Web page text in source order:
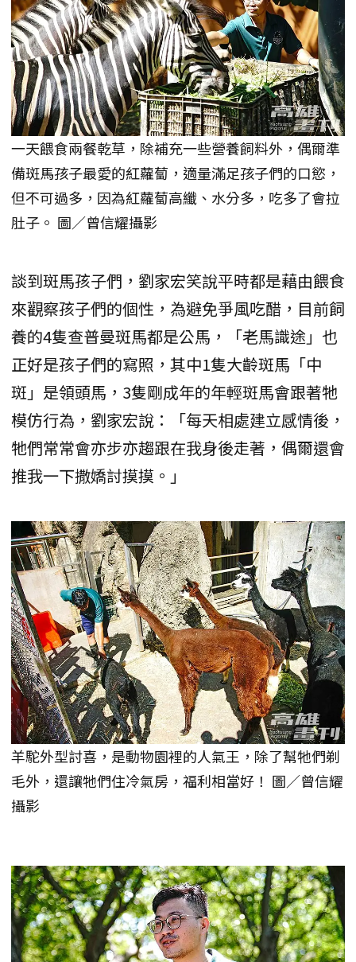
一天餵食兩餐乾草，除補充一些營養飼料外，偶爾準
備斑馬孩子最愛的紅蘿蔔，適量滿足孩子們的口慾，
但不可過多，因為紅蘿蔔高纖、水分多，吃多了會拉
肚子。 圖／曾信耀攝影
談到斑馬孩子們，劉家宏笑說平時都是藉由餵食
來觀察孩子們的個性，為避免爭風吃醋，目前飼
養的4隻查普曼斑馬都是公馬，「老馬識途」也
正好是孩子們的寫照，其中1隻大齡斑馬「中
斑」是領頭馬，3隻剛成年的年輕斑馬會跟著牠
模仿行為，劉家宏說：「每天相處建立感情後，
牠們常常會亦步亦趨跟在我身後走著，偶爾還會
推我一下撒嬌討摸摸。」
羊駝外型討喜，是動物園裡的人氣王，除了幫牠們剃
毛外，還讓牠們住冷氣房，福利相當好！ 圖／曾信耀
攝影